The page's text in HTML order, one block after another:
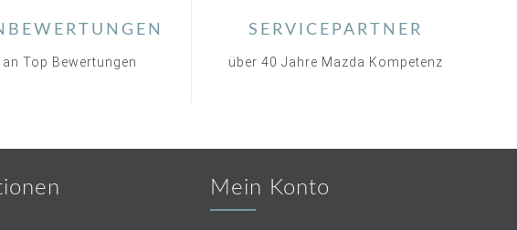
Top Bewertungen
SERVICEPARTNER
über 40 Jahre Mazda Kompetenz
Mein Konto